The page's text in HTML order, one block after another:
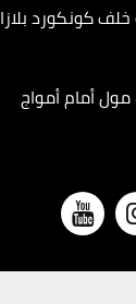
الجزيرة خلف كونكورد بلازا
أمام أمواج